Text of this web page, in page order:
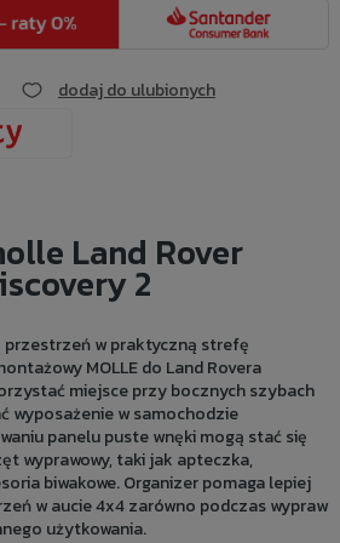
dodaj do ulubionych
Land Rover
2
przestrzeń w praktyczną strefę
MOLLE do Land Rovera
miejsce przy bocznych szybach
wyposażenie w samochodzie
panelu puste wnęki mogą stać się
wyprawowy, taki jak apteczka,
biwakowe. Organizer pomaga lepiej
w aucie 4x4 zarówno podczas wypraw
użytkowania.